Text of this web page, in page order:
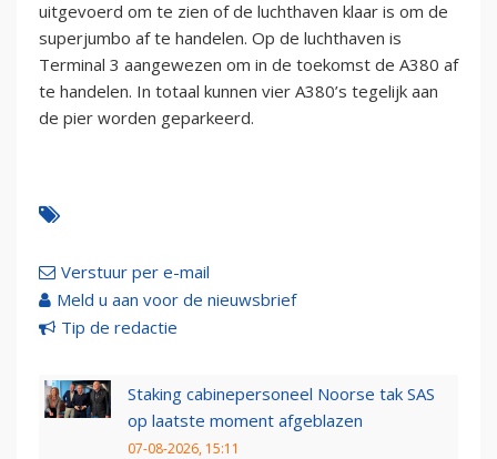
uitgevoerd om te zien of de luchthaven klaar is om de
superjumbo af te handelen. Op de luchthaven is
Terminal 3 aangewezen om in de toekomst de A380 af
te handelen. In totaal kunnen vier A380’s tegelijk aan
de pier worden geparkeerd.
Verstuur per e-mail
Meld u aan voor de nieuwsbrief
Tip de redactie
Staking cabinepersoneel Noorse tak SAS
op laatste moment afgeblazen
07-08-2026, 15:11